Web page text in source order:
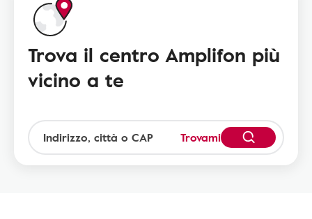
Trova il centro Amplifon più
vicino a te
Trovami